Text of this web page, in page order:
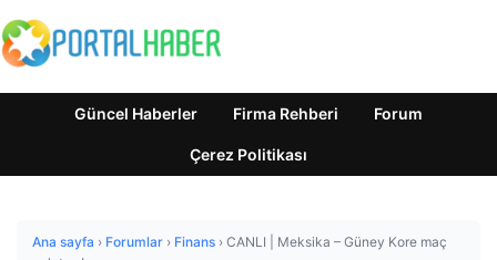
Güncel Haberler Firma Rehberi Forum
Çerez Politikası
Ana sayfa › Forumlar › Finans › CANLI | Meksika – Güney Kore maç